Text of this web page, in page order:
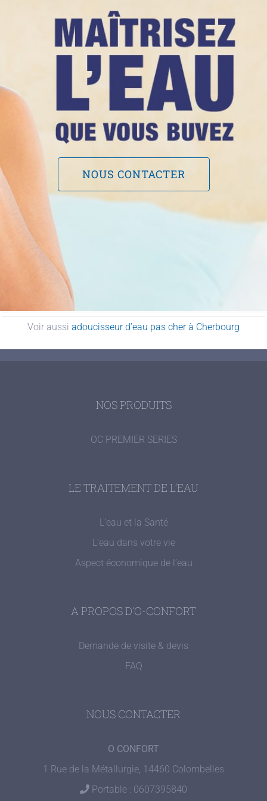
NOUS CONTACTER
Voir aussi adoucisseur d’eau pas cher à Cherbourg
NOS PRODUITS
OC PREMIER SERIES
LE TRAITEMENT DE L’EAU
L’eau et la Santé
L’eau dans votre vie
Aspect économique de l’eau
A PROPOS D’O-CONFORT
Demande de visite & devis
FAQ
NOUS CONTACTER
O CONFORT
1 Rue de la Métallurgie, 14460 Colombelles
Portable : 0607395840